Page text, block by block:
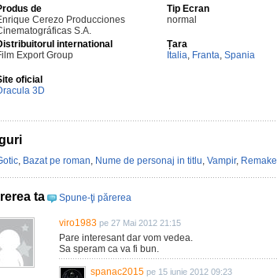
de
Cerezo Producciones
S.A.
Tip Ecran
normal
international
Export Group
Țara
Italia, Franta, Spania
oficial
3D
, Bazat pe roman, Nume de personaj in titlu, Vampir, Remake
ta Spune-ţi părerea
viro1983 pe 27 Mai 2012 21:15
Pare interesant dar vom vedea.
Sa speram ca va fi bun.
spanac2015 pe 15 iunie 2012 09:23